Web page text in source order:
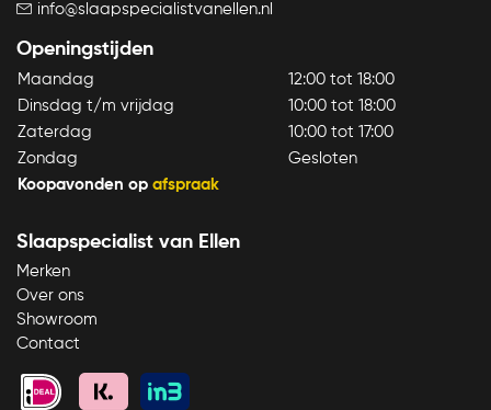
info@slaapspecialistvanellen.nl
Openingstijden
Maandag
12:00 tot 18:00
Dinsdag t/m vrijdag
10:00 tot 18:00
Zaterdag
10:00 tot 17:00
Zondag
Gesloten
Koopavonden op afspraak
Slaapspecialist van Ellen
Merken
Over ons
Showroom
Contact